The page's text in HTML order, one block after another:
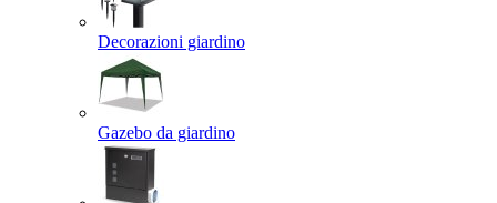
Decorazioni giardino
Gazebo da giardino